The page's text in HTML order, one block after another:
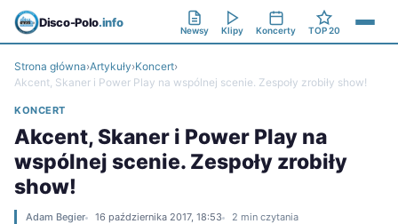
Disco-Polo.info
Newsy Klipy Koncerty TOP 20
Strona główna›Artykuły›Koncert›
Akcent, Skaner i Power Play na wspólnej scenie. Zespoły zrobiły show!
KONCERT
Akcent, Skaner i Power Play na
wspólnej scenie. Zespoły zrobiły
show!
Adam Begier 16 października 2017, 18:53
2 min czytania